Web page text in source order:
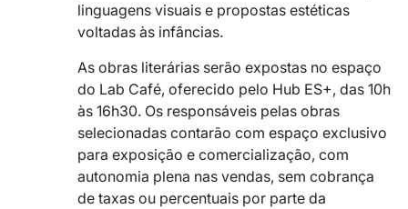
linguagens visuais e propostas estéticas
voltadas às infâncias.
As obras literárias serão expostas no espaço
do Lab Café, oferecido pelo Hub ES+, das 10h
às 16h30. Os responsáveis pelas obras
selecionadas contarão com espaço exclusivo
para exposição e comercialização, com
autonomia plena nas vendas, sem cobrança
de taxas ou percentuais por parte da